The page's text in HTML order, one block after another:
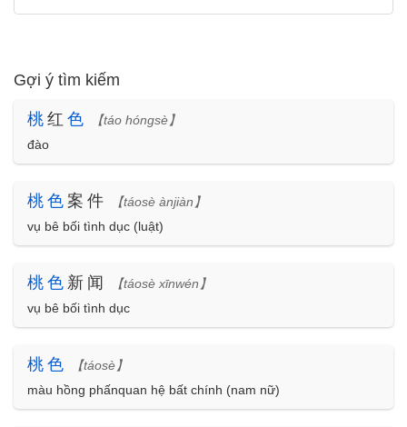
Gợi ý tìm kiếm
桃 红 色
【táo hóngsè】
đào
桃 色 案件
【táosè ànjiàn】
vụ bê bối tình dục (luật)
桃 色 新闻
【táosè xīnwén】
vụ bê bối tình dục
桃 色
【táosè】
màu hồng phấnquan hệ bất chính (nam nữ)